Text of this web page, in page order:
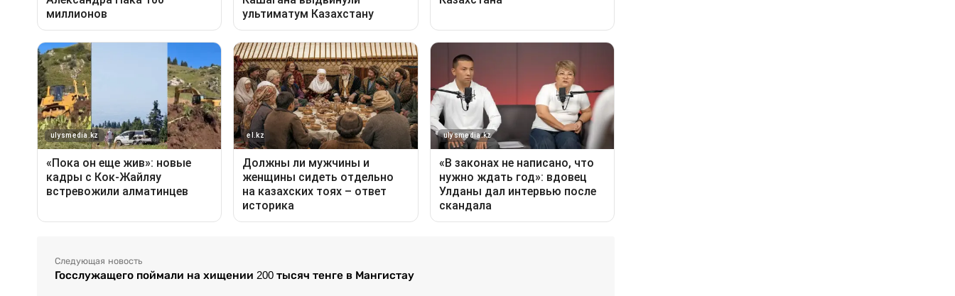
Следующая новость
Госслужащего поймали на хищении 200 тысяч тенге в Мангистау